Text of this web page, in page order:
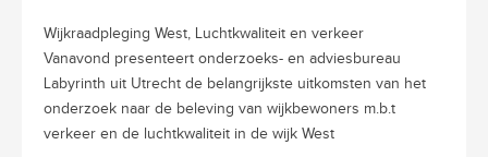
Wijkraadpleging West, Luchtkwaliteit en verkeer
Vanavond presenteert onderzoeks- en adviesbureau
Labyrinth uit Utrecht de belangrijkste uitkomsten van het
onderzoek naar de beleving van wijkbewoners m.b.t
verkeer en de luchtkwaliteit in de wijk West